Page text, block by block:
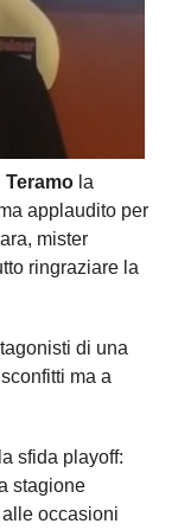
Teramo la
applaudito per
mister
ringraziare la
di una
ma a
sfida playoff:
stagione
occasioni